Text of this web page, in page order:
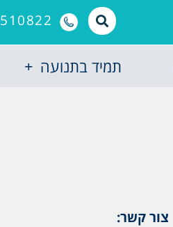
תמיד בתנועה
צור קשר: